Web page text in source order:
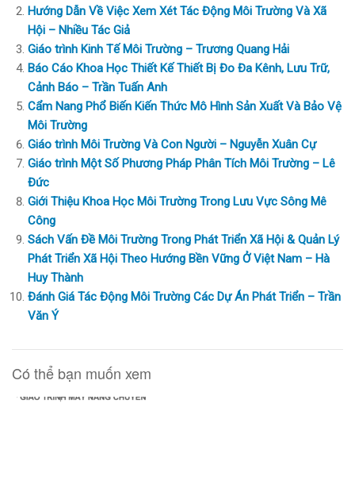
Hướng Dẫn Về Việc Xem Xét Tác Động Môi Trường Và Xã
Hội – Nhiều Tác Giả
Giáo trình Kinh Tế Môi Trường – Trương Quang Hải
Báo Cáo Khoa Học Thiết Kế Thiết Bị Đo Đa Kênh, Lưu Trữ,
Cảnh Báo – Trần Tuấn Anh
Cẩm Nang Phổ Biến Kiến Thức Mô Hình Sản Xuất Và Bảo Vệ
Môi Trường
Giáo trình Môi Trường Và Con Người – Nguyễn Xuân Cự
Giáo trình Một Số Phương Pháp Phân Tích Môi Trường – Lê
Đức
Giới Thiệu Khoa Học Môi Trường Trong Lưu Vực Sông Mê
Công
Sách Vấn Đề Môi Trường Trong Phát Triển Xã Hội & Quản Lý
Phát Triển Xã Hội Theo Hướng Bền Vững Ở Việt Nam – Hà
Huy Thành
Đánh Giá Tác Động Môi Trường Các Dự Án Phát Triển – Trần
Văn Ý
Có thể bạn muốn xem